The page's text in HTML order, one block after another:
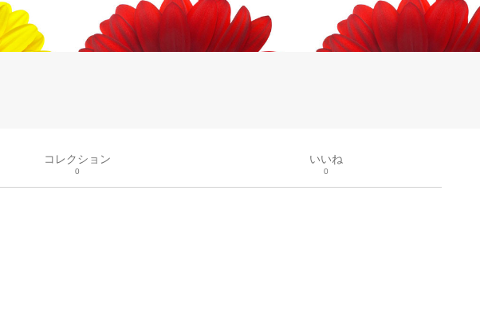
コレクション
0
いいね
0